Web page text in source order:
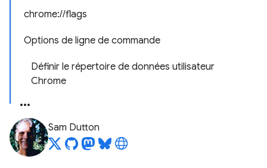
chrome://flags
Options de ligne de commande
Définir le répertoire de données utilisateur
Chrome
Sam Dutton